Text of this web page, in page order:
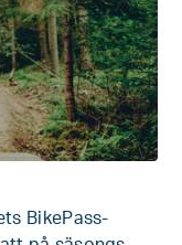
BikePass-